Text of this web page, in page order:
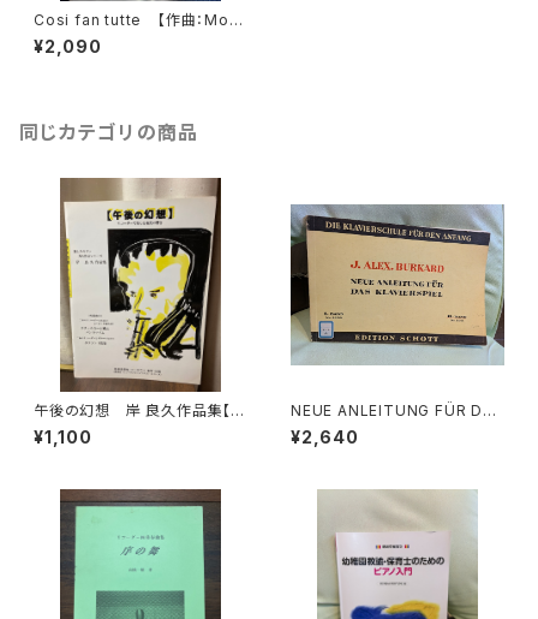
Cosi fan tutte 【作曲：Moz
art】edition Breitkopf Nr.16
66 Klavierauszug mit Text
¥2,090
同じカテゴリの商品
午後の幻想 岸 良久作品集【製
作：音楽企画社 ハーモニー】出
版社：音楽企画社 ハーモニ
¥1,100
NEUE ANLEITUNG FÜR DAS
KLAVIERSPIEL Band.Ⅱ【著
者：J.ALEX.BURKARD】出版
¥2,640